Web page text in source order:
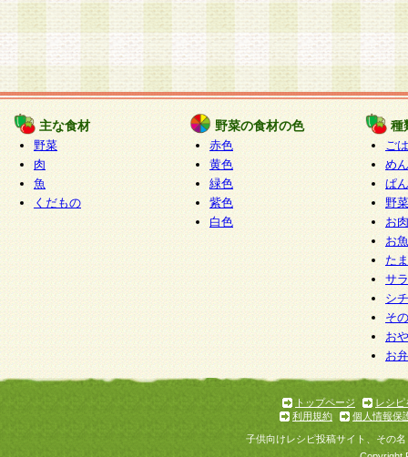
主な食材
野菜
肉
魚
くだもの
野菜の食材の色
赤色
黄色
緑色
紫色
白色
種
ご
めん
ぱん
野
お
お
た
サ
シ
そ
お
お
トップページ
レシピ
利用規約
個人情報保
子供向けレシピ投稿サイト、その